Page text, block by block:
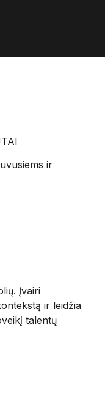
ir
Įvairi
ir leidžia
talentų